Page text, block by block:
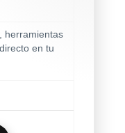
herramientas
en tu